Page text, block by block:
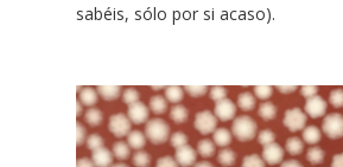
sabéis, sólo por si acaso).